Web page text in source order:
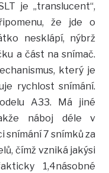
je „translucent“,
že jde o
nesklápí, nýbrž
a část na snímač.
který je
rychlost snímání.
A33. Má jiné
náboj déle v
snímání 7 snímků za
čímž vzniká jakýsi
1,4násobné